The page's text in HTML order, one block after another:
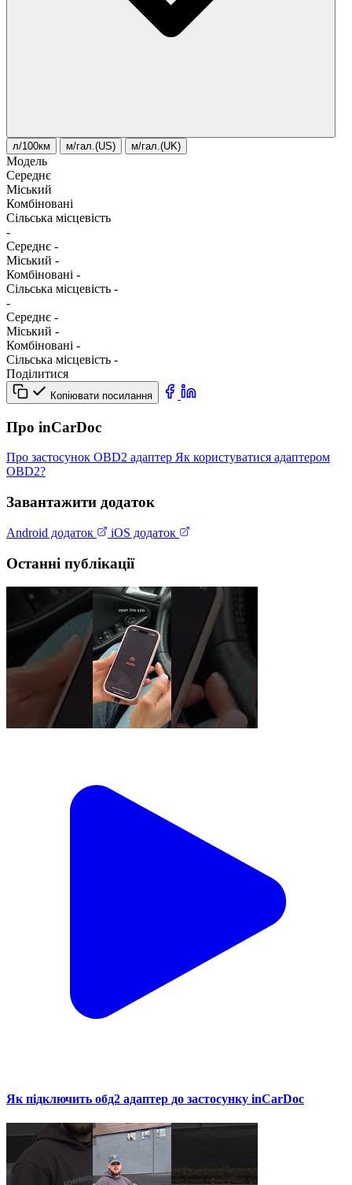
л/100км м/гал.(US) м/гал.(UK)
Модель
Середнє
Міський
Комбіновані
Сільська місцевість
-
Середнє -
Міський -
Комбіновані -
Сільська місцевість -
-
Середнє -
Міський -
Комбіновані -
Сільська місцевість -
Поділитися
Копіювати посилання
Про inCarDoc
Про застосунок OBD2 адаптер Як користуватися адаптером
OBD2?
Завантажити додаток
Android додаток iOS додаток
Останні публікації
Як підключить обд2 адаптер до застосунку inCarDoc